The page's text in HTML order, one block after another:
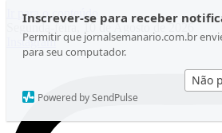
Inscrever-se para receber
Permitir que jornalsemanario.com.br
para seu computador.
Não
Powered by SendPulse
Ir para o conteúdo
Segunda-feira, 10 de Agosto de 2026
Instagram